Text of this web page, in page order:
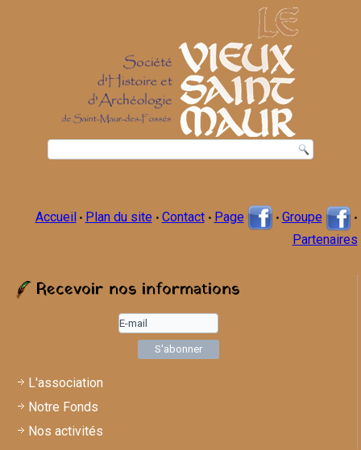
Accueil • Plan du site • Contact • Page • Groupe •
Partenaires
Recevoir nos informations
L'association
Notre Fonds
Nos activités